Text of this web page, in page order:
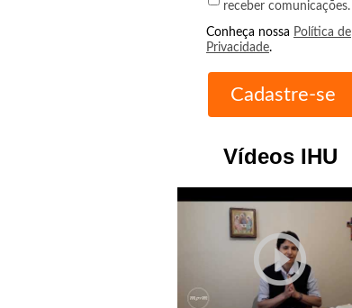
receber comunicações.
Conheça nossa Política de
Privacidade.
Vídeos IHU
play_circle_outline